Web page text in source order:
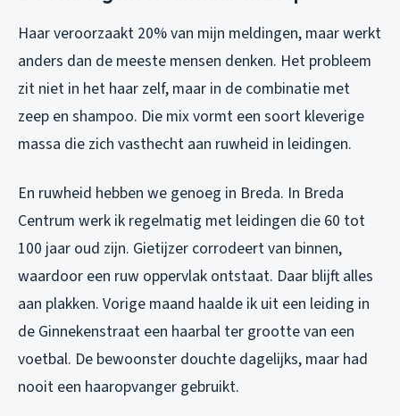
Haar veroorzaakt 20% van mijn meldingen, maar werkt
anders dan de meeste mensen denken. Het probleem
zit niet in het haar zelf, maar in de combinatie met
zeep en shampoo. Die mix vormt een soort kleverige
massa die zich vasthecht aan ruwheid in leidingen.
En ruwheid hebben we genoeg in Breda. In Breda
Centrum werk ik regelmatig met leidingen die 60 tot
100 jaar oud zijn. Gietijzer corrodeert van binnen,
waardoor een ruw oppervlak ontstaat. Daar blijft alles
aan plakken. Vorige maand haalde ik uit een leiding in
de Ginnekenstraat een haarbal ter grootte van een
voetbal. De bewoonster douchte dagelijks, maar had
nooit een haaropvanger gebruikt.